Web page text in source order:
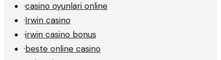
·casino oyunlari online
·Irwin casino
·irwin casino bonus
·beste online casino